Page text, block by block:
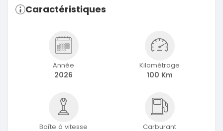
Caractéristiques
Année
2026
Kilométrage
100 Km
Boîte à vitesse Carburant